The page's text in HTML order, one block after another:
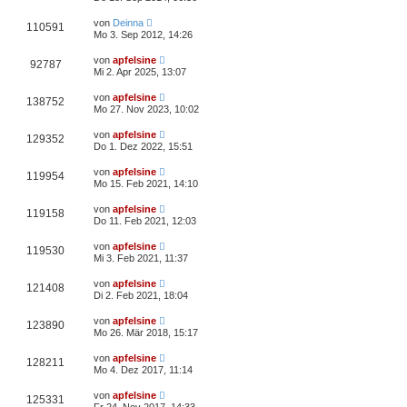
110591 von Deinna
Mo 3. Sep 2012, 14:26
92787 von apfelsine
Mi 2. Apr 2025, 13:07
138752 von apfelsine
Mo 27. Nov 2023, 10:02
129352 von apfelsine
Do 1. Dez 2022, 15:51
119954 von apfelsine
Mo 15. Feb 2021, 14:10
119158 von apfelsine
Do 11. Feb 2021, 12:03
119530 von apfelsine
Mi 3. Feb 2021, 11:37
121408 von apfelsine
Di 2. Feb 2021, 18:04
123890 von apfelsine
Mo 26. Mär 2018, 15:17
128211 von apfelsine
Mo 4. Dez 2017, 11:14
125331 von apfelsine